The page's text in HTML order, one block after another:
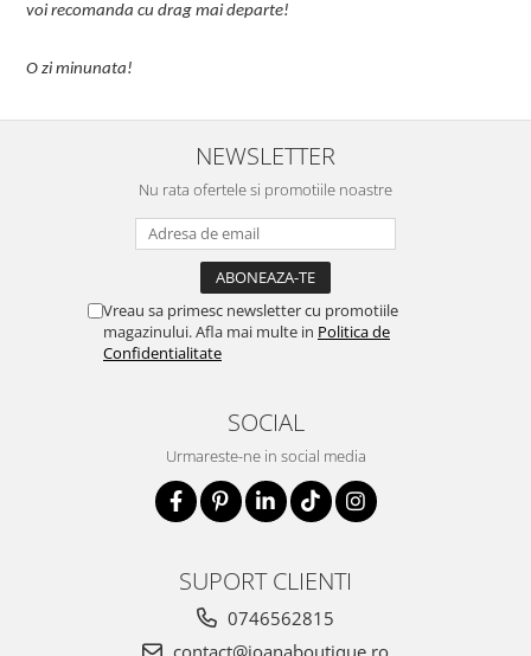
voi recomanda cu drag mai departe!
O zi minunata!
NEWSLETTER
Nu rata ofertele si promotiile noastre
Vreau sa primesc newsletter cu promotiile
magazinului. Afla mai multe in Politica de
Confidentialitate
SOCIAL
Urmareste-ne in social media
SUPORT CLIENTI
0746562815
contact@ioanaboutique.ro